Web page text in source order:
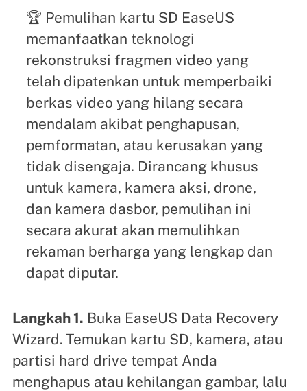
🏆 Pemulihan kartu SD EaseUS
memanfaatkan teknologi
rekonstruksi fragmen video yang
telah dipatenkan untuk memperbaiki
berkas video yang hilang secara
mendalam akibat penghapusan,
pemformatan, atau kerusakan yang
tidak disengaja. Dirancang khusus
untuk kamera, kamera aksi, drone,
dan kamera dasbor, pemulihan ini
secara akurat akan memulihkan
rekaman berharga yang lengkap dan
dapat diputar.
Langkah 1. Buka EaseUS Data Recovery
Wizard. Temukan kartu SD, kamera, atau
partisi hard drive tempat Anda
menghapus atau kehilangan gambar, lalu